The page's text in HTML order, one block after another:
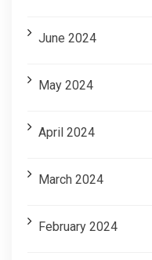
June 2024
May 2024
April 2024
March 2024
February 2024